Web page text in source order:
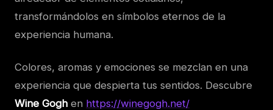
transformándolos en símbolos eternos de la
experiencia humana.
Colores, aromas y emociones se mezclan en una
experiencia que despierta tus sentidos. Descubre
Wine Gogh en https://winegogh.net/